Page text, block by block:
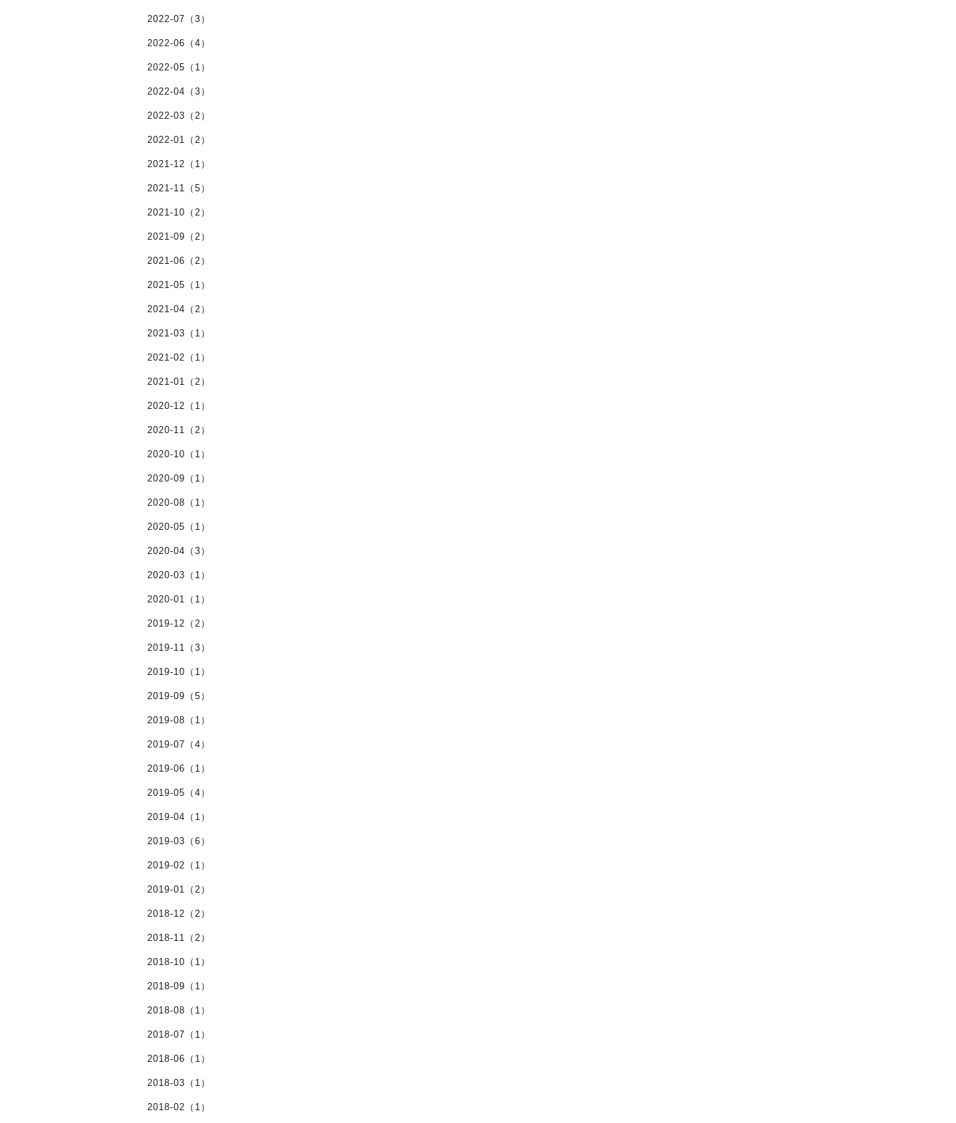
2022-07（3）
2022-06（4）
2022-05（1）
2022-04（3）
2022-03（2）
2022-01（2）
2021-12（1）
2021-11（5）
2021-10（2）
2021-09（2）
2021-06（2）
2021-05（1）
2021-04（2）
2021-03（1）
2021-02（1）
2021-01（2）
2020-12（1）
2020-11（2）
2020-10（1）
2020-09（1）
2020-08（1）
2020-05（1）
2020-04（3）
2020-03（1）
2020-01（1）
2019-12（2）
2019-11（3）
2019-10（1）
2019-09（5）
2019-08（1）
2019-07（4）
2019-06（1）
2019-05（4）
2019-04（1）
2019-03（6）
2019-02（1）
2019-01（2）
2018-12（2）
2018-11（2）
2018-10（1）
2018-09（1）
2018-08（1）
2018-07（1）
2018-06（1）
2018-03（1）
2018-02（1）